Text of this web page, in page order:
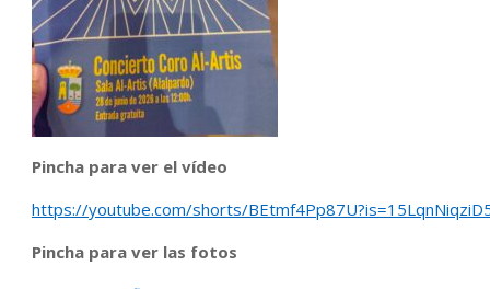
Pincha para ver el vídeo
https://youtube.com/shorts/
Pincha para ver las fotos